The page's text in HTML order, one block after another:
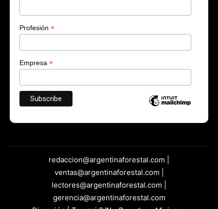
Profesión *
Empresa *
redaccion@argentinaforestal.com |
ventas@argentinaforestal.com |
lectores@argentinaforestal.com |
gerencia@argentinaforestal.com